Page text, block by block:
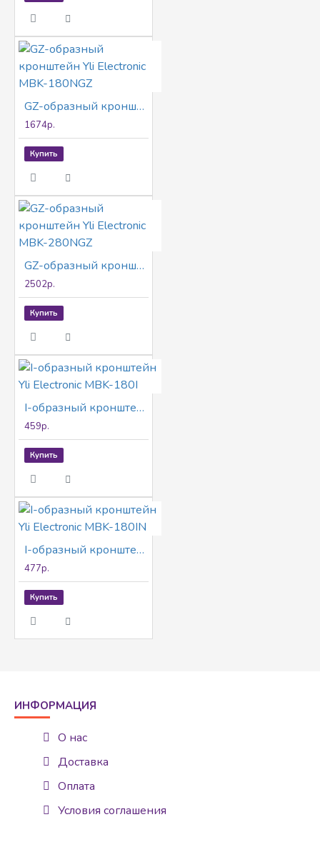
GZ-образный кронштейн Yli Electronic MBK-180NGZ
1674р.
Купить
GZ-образный кронштейн Yli Electronic MBK-280NGZ
2502р.
Купить
I-oбразный кронштейн Yli Electronic MBK-180I
459р.
Купить
I-oбразный кронштейн Yli Electronic MBK-180IN
477р.
Купить
ИНФОРМАЦИЯ
О нас
Доставка
Оплата
Условия соглашения